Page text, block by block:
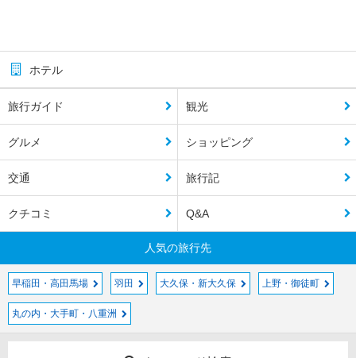
ホテル
旅行ガイド 観光
グルメ ショッピング
交通 旅行記
クチコミ Q&A
人気の旅行先
早稲田・高田馬場 羽田 大久保・新大久保 上野・御徒町
丸の内・大手町・八重洲